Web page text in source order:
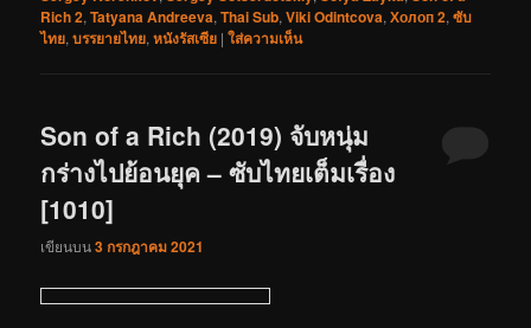
Rich 2,Tatyana Andreeva,Thai Sub,Viki Odintcova,Холоп 2,ซับ
ไทย,บรรยายไทย,หนังรัสเซีย |ใส่ความเห็น
Son of a Rich (2019) จับหนุ่ม
กร่างไปย้อนยุค – ซับไทยเต็มเรื่อง
[1010]
เขียนบน3 กรกฎาคม 2021